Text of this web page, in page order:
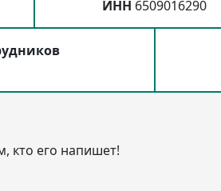
ИНН 6509016290
кто его напишет!